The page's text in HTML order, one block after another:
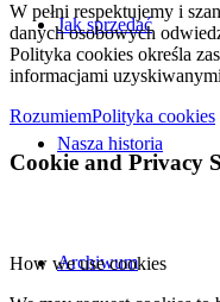
Jak sprzedać
Nasza historia
Archiwum
W pełni respektujemy i
danych osobowych
Polityka cookies określa
informacjami
RozumiemPolityka cookies
Cookie and Privacy
How we use cookies